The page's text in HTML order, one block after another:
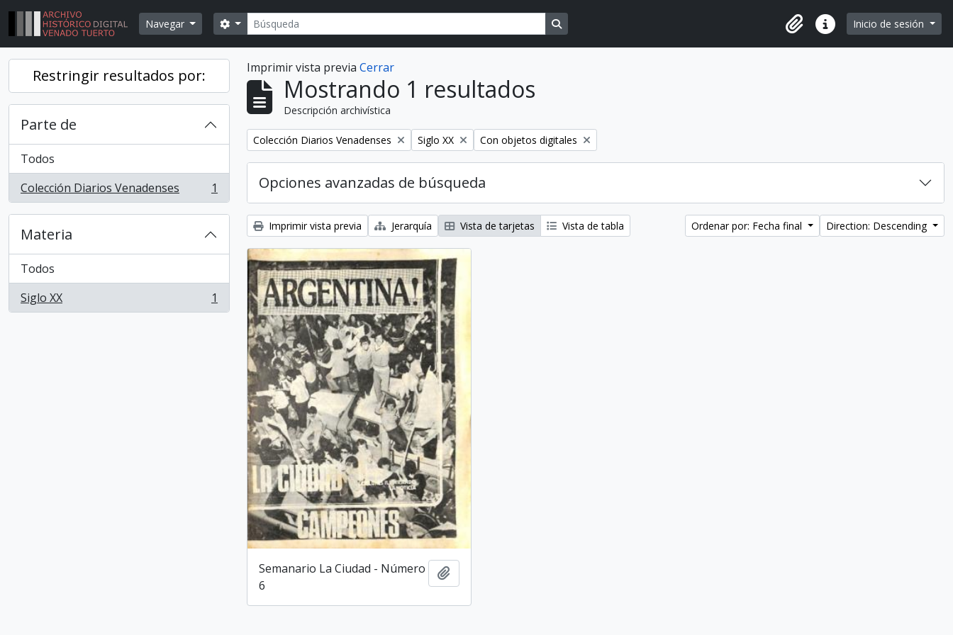
Skip to main content
Navegar
Búsqueda
Search options Search in browse page
Portapapeles
Enlaces rápidos
Inicio de sesión
Restringir resultados por:
Parte de
Todos
Colección Diarios Venadenses
, 1 resultados 1
Materia
Todos
Siglo XX
, 1 resultados 1
Imprimir vista previa Cerrar
Mostrando 1 resultados
Descripción archivística
Remover filtro
Colección Diarios Venadenses Remover filtro
Siglo XX Remover filtro
Con objetos digitales
Opciones avanzadas de búsqueda
Imprimir vista previa Jerarquía Vista de tarjetas Vista de tabla Ordenar por: Fecha final Direction: Descending
Semanario La Ciudad - Número
6